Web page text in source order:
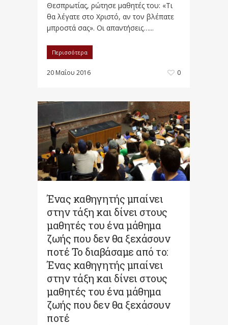
Θεσπρωτίας, ρώτησε μαθητές του: «Τι
θα λέγατε στο Χριστό, αν τον βλέπατε
μπροστά σας». Οι απαντήσεις…...
Περισσότερα
20 Μαΐου 2016 0
Ένας καθηγητής μπαίνει
στην τάξη και δίνει στους
μαθητές του ένα μάθημα
ζωής που δεν θα ξεχάσουν
ποτέ Το διαβάσαμε από το:
Ένας καθηγητής μπαίνει
στην τάξη και δίνει στους
μαθητές του ένα μάθημα
ζωής που δεν θα ξεχάσουν
ποτέ